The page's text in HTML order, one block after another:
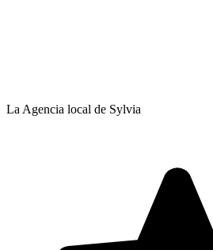
La Agencia local de Sylvia